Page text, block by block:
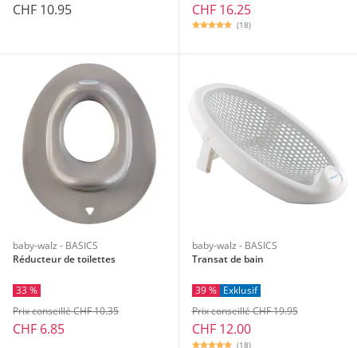
CHF 10.95 CHF 16.25
(18)
baby-walz - BASICS
Réducteur de toilettes
33 %
CHF 6.85
Prix conseillé CHF 10.35
baby-walz - BASICS
Transat de bain
39 % Exklusif
CHF 12.00
Prix conseillé CHF 19.95
(18)